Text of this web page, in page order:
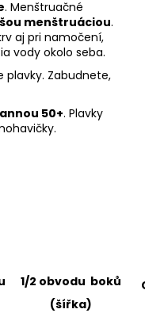
. Menštruačné
menštruáciou.
aj pri namočení,
vody okolo seba.
plavky. Zabudnete,
50+. Plavky
1/2 obvodu boků
(šířka)